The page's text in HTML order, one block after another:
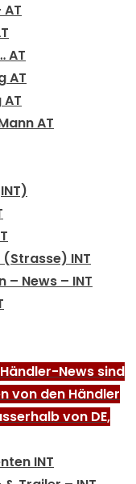
AT
AT
AT
INT
– News – INT
Händler-News sind
von den Händler
von DE,
INT